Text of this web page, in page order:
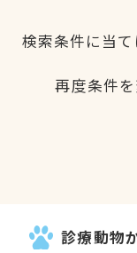
検索条件に当
再度条件を
診療動物